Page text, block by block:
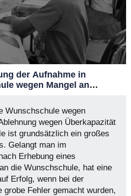
der Aufnahme in
wegen Mangel an
Wunschschule wegen
wegen Überkapazität
ist grundsätzlich ein großes
Gelangt man im
Erhebung eines
die Wunschschule, hat eine
Erfolg, wenn bei der
grobe Fehler gemacht wurden,